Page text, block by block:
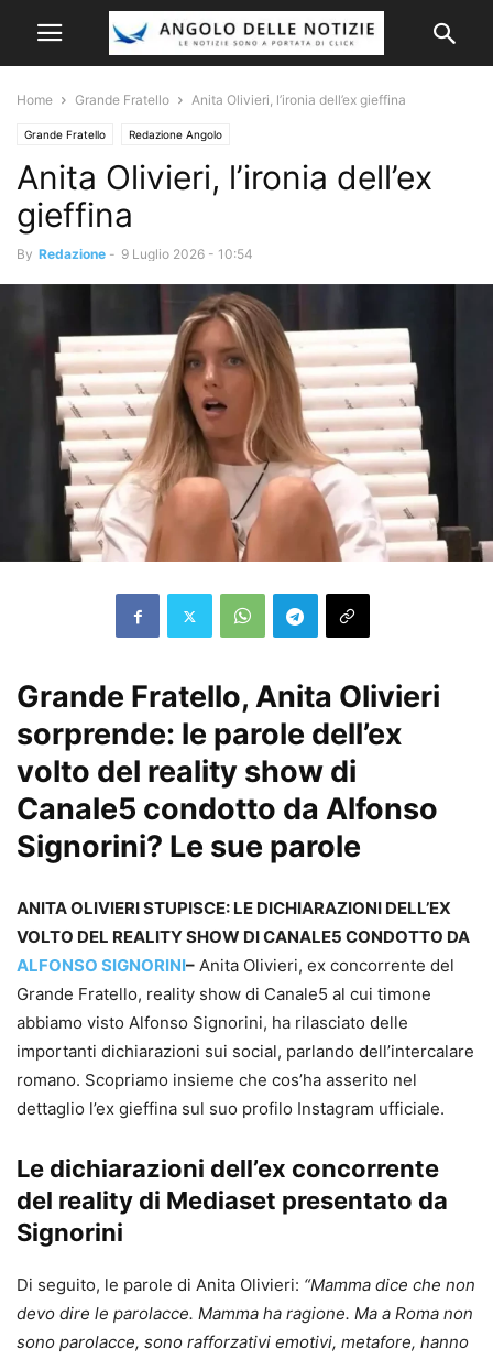
Home Grande Fratello Anita Olivieri, l’ironia dell’ex gieffina
Grande Fratello Redazione Angolo
Anita Olivieri, l’ironia dell’ex
gieffina
By Redazione - 9 Luglio 2026 - 10:54
Grande Fratello, Anita Olivieri
sorprende: le parole dell’ex
volto del reality show di
Canale5 condotto da Alfonso
Signorini? Le sue parole
ANITA OLIVIERI STUPISCE: LE DICHIARAZIONI DELL’EX
VOLTO DEL REALITY SHOW DI CANALE5 CONDOTTO DA
ALFONSO SIGNORINI– Anita Olivieri, ex concorrente del
Grande Fratello, reality show di Canale5 al cui timone
abbiamo visto Alfonso Signorini, ha rilasciato delle
importanti dichiarazioni sui social, parlando dell’intercalare
romano. Scopriamo insieme che cos’ha asserito nel
dettaglio l’ex gieffina sul suo profilo Instagram ufficiale.
Le dichiarazioni dell’ex concorrente
del reality di Mediaset presentato da
Signorini
Di seguito, le parole di Anita Olivieri: “Mamma dice che non
devo dire le parolacce. Mamma ha ragione. Ma a Roma non
sono parolacce, sono rafforzativi emotivi, metafore, hanno